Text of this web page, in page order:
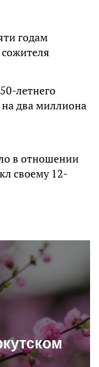
годам
летнего
два миллиона
в отношении
своему 12-